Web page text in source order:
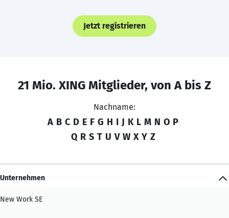
Jetzt registrieren
21 Mio. XING Mitglieder, von A bis Z
Nachname:
A B C D E F G H I J K L M N O P
Q R S T U V W X Y Z
Unternehmen
New Work SE